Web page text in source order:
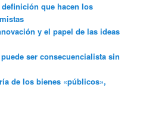
que hacen los
y el papel de las ideas
ser consecuencialista sin
de los bienes «públicos»,